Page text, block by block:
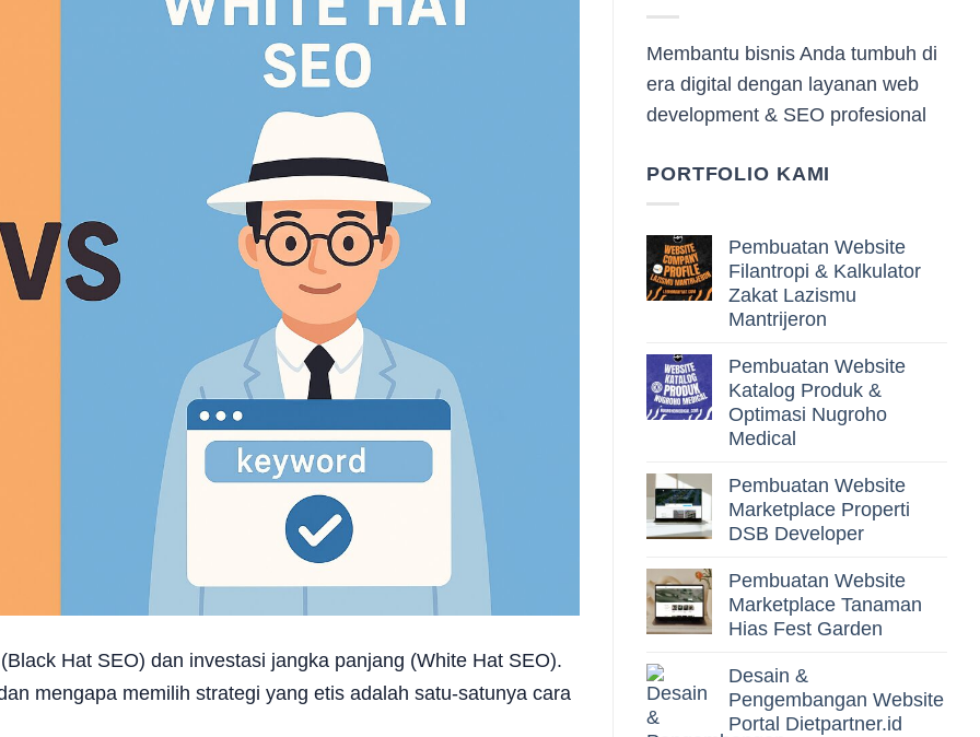
Hat SEO) dan investasi jangka panjang (White Hat SEO).
mengapa memilih strategi yang etis adalah satu-satunya cara
Membantu bisnis Anda tumbuh di
era digital dengan layanan web
development & SEO profesional
PORTFOLIO KAMI
Pembuatan Website
Filantropi & Kalkulator
Zakat Lazismu
Mantrijeron
Pembuatan Website
Katalog Produk &
Optimasi Nugroho
Medical
Pembuatan Website
Marketplace Properti
DSB Developer
Pembuatan Website
Marketplace Tanaman
Hias Fest Garden
Desain &
Pengembangan Website
Portal Dietpartner.id